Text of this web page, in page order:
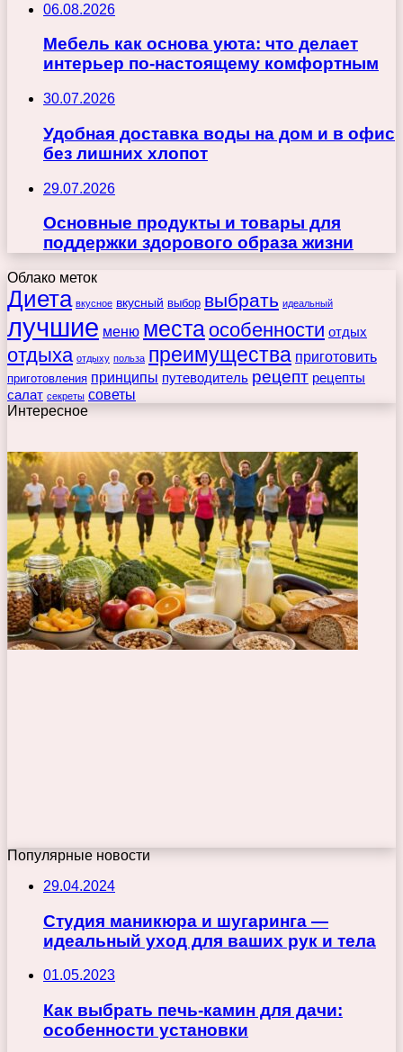
06.08.2026
Мебель как основа уюта: что делает
интерьер по-настоящему комфортным
30.07.2026
Удобная доставка воды на дом и в офис
без лишних хлопот
29.07.2026
Основные продукты и товары для
поддержки здорового образа жизни
Облако меток
Диета вкусное вкусный выбор выбрать идеальный
лучшие меню места особенности отдых
отдыха отдыху польза преимущества приготовить
приготовления принципы путеводитель рецепт рецепты
салат секреты советы
Интересное
Популярные новости
29.04.2024
Студия маникюра и шугаринга —
идеальный уход для ваших рук и тела
01.05.2023
Как выбрать печь-камин для дачи:
особенности установки